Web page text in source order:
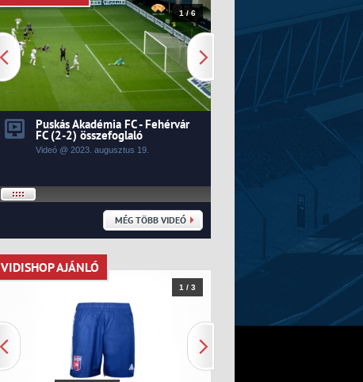
1 / 6
Puskás Akadémia FC - Fehérvár
FC (2-2) összefoglaló
Videó @ 2023. augusztus 19.
Kecskeméti TE -
MÉG TÖBB VIDEÓ
VIDISHOP AJÁNLÓ
VIDISHOP AJÁNLÓ
1 / 3